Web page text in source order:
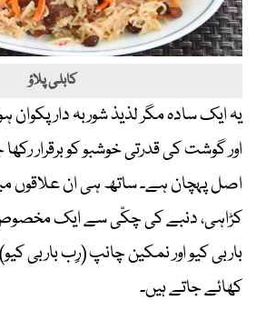
کابلی پلاؤ
یہ ایک سادہ مگر لذیذ شوربہ دار
اور گوشت کی قدرتی خوشبو کو برقرار
اصل پہچان ہے۔ ساتھ ہی ان علاقوں
کڑاہی، دنبے کی چکّی سے ایک مخصوص
باربی کیو اور نمکین چانپ (رِب باربی
کھائے جاتے ہیں۔